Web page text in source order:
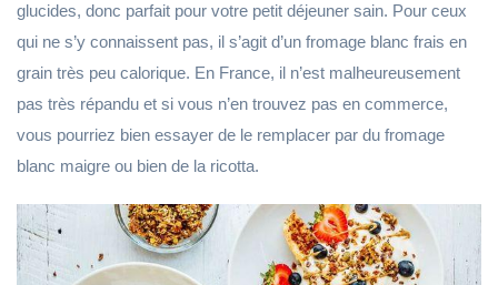
glucides, donc parfait pour votre petit déjeuner sain. Pour ceux
qui ne s’y connaissent pas, il s’agit d’un fromage blanc frais en
grain très peu calorique. En France, il n’est malheureusement
pas très répandu et si vous n’en trouvez pas en commerce,
vous pourriez bien essayer de le remplacer par du fromage
blanc maigre ou bien de la ricotta.